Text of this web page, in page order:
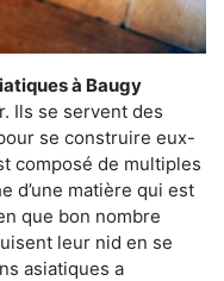
à Baugy
Ils se servent des
se construire eux-
composé de multiples
d’une matière qui est
que bon nombre
leur nid en se
asiatiques a